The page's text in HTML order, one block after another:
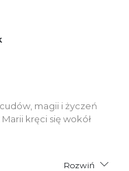
magii i życzeń
kręci się wokół
Rozwiń